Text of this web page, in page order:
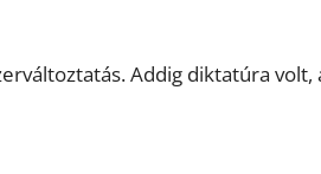
Addig diktatúra